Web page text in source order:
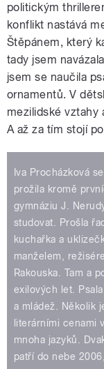
politickým
konflikt nastává
Štěpánem, který
tady jsem
jsem se naučila
ornamentů. V
mezilidské vztahy
A až za tím stojí
Iva Procházková
prožila kromě
gymnáziu J.
studovat. Prošla
kuchařka a
manželem,
Rakouska. Tam a
exilových let.
a mládež. Několik
literárními cenami
mnoha jazyků.
patří do nebe